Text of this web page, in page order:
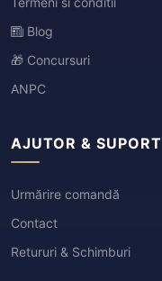
Blog
🎁 Concursuri
ANPC
AJUTOR & SUPORT
Urmărire comandă
Contact
Retururi & Schimburi